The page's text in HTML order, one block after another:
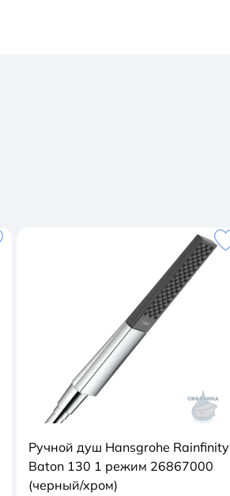
Ручной душ Hansgrohe Rainfinity
Baton 130 1 режим 26867000
(черный/хром)